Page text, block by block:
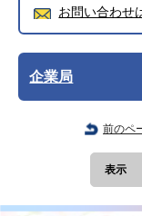
お問い合わせ
企業局
前のペ
表示